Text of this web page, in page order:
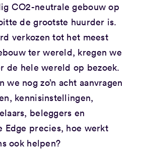
CO2-neutrale gebouw op
de grootste huurder is.
verkozen tot het meest
ter wereld, kregen we
de hele wereld op bezoek.
we nog zo’n acht aanvragen
kennisinstellingen,
beleggers en
Edge precies, hoe werkt
ook helpen?